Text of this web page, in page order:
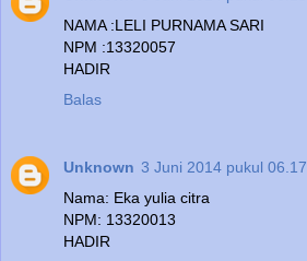
NAMA :LELI PURNAMA SARI
NPM :13320057
HADIR
Balas
Unknown 3 Juni 2014 pukul 06.17
Nama: Eka yulia citra
NPM: 13320013
HADIR